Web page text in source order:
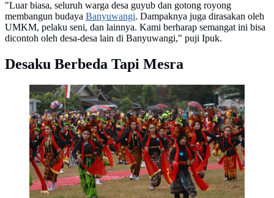
"Luar biasa, seluruh warga desa guyub dan gotong royong
membangun budaya Banyuwangi. Dampaknya juga dirasakan oleh
UMKM, pelaku seni, dan lainnya. Kami berharap semangat ini bisa
dicontoh oleh desa-desa lain di Banyuwangi," puji Ipuk.
Desaku Berbeda Tapi Mesra
Ribuan penari ikuti Atraksi Kolosal Seribu Penari di
Desa Yosomulyo Banyuwangi (Istimewa)